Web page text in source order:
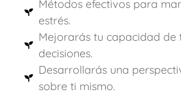
Métodos efectivos para
estrés.
Mejorarás tu capacidad de
decisiones.
Desarrollarás una
sobre ti mismo.